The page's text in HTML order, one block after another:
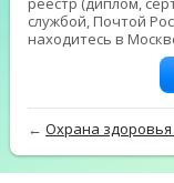
службой, Почтой
находитесь в
←Охрана